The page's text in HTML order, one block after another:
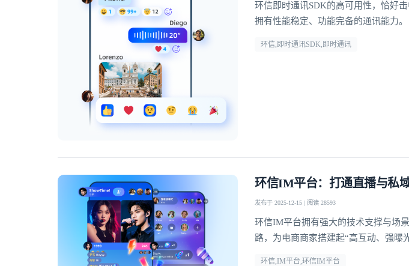
环信即时通讯SDK的高可用性，恰好
拥有性能稳定、功能完备的通讯能力。​
环信,即时通讯SDK,即时通讯
环信IM平台：打通直播与私
发布于 2025-12-15 | 阅读 28593
环信IM平台拥有强大的技术支撑与场
路，为电商商家搭建起“高互动、强曝
环信,IM平台,环信IM平台
我已阅读并同意